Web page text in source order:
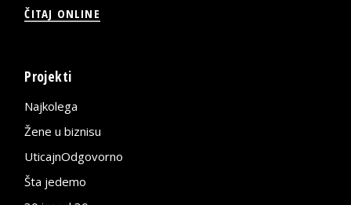
ČITAJ ONLINE
Projekti
Najkolega
Žene u biznisu
UticajnOdgovorno
Šta jedemo